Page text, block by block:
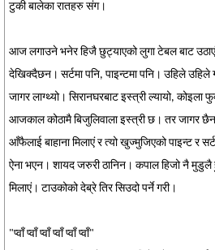
टुकी बालेका रातहरु संग।
आज लगाउने भनेर हिजै छुट्याएको लुगा टेबल बाट
देखिक्दैछन। सर्टमा पनि, पाइन्टमा पनि। उहिले उहिले
जागर लाग्थ्यो। सिरानघरबाट इस्त्री ल्यायो, कोइला
आजकाल कोठामै बिजुलिवाला इस्त्री छ। तर जागर
आँफैलाई बाहाना मिलाएं र त्यो खुज्मुजिएको पाइन्ट र
ऐना भएन। शायद जरुरी ठानिन। कपाल हिजो नै मुडुलै
मिलाएं। टाउकोको देब्रे तिर सिउदो पर्ने गरी।
"प्वाँ प्वाँ प्वाँ प्वाँ प्वाँ प्वाँ"